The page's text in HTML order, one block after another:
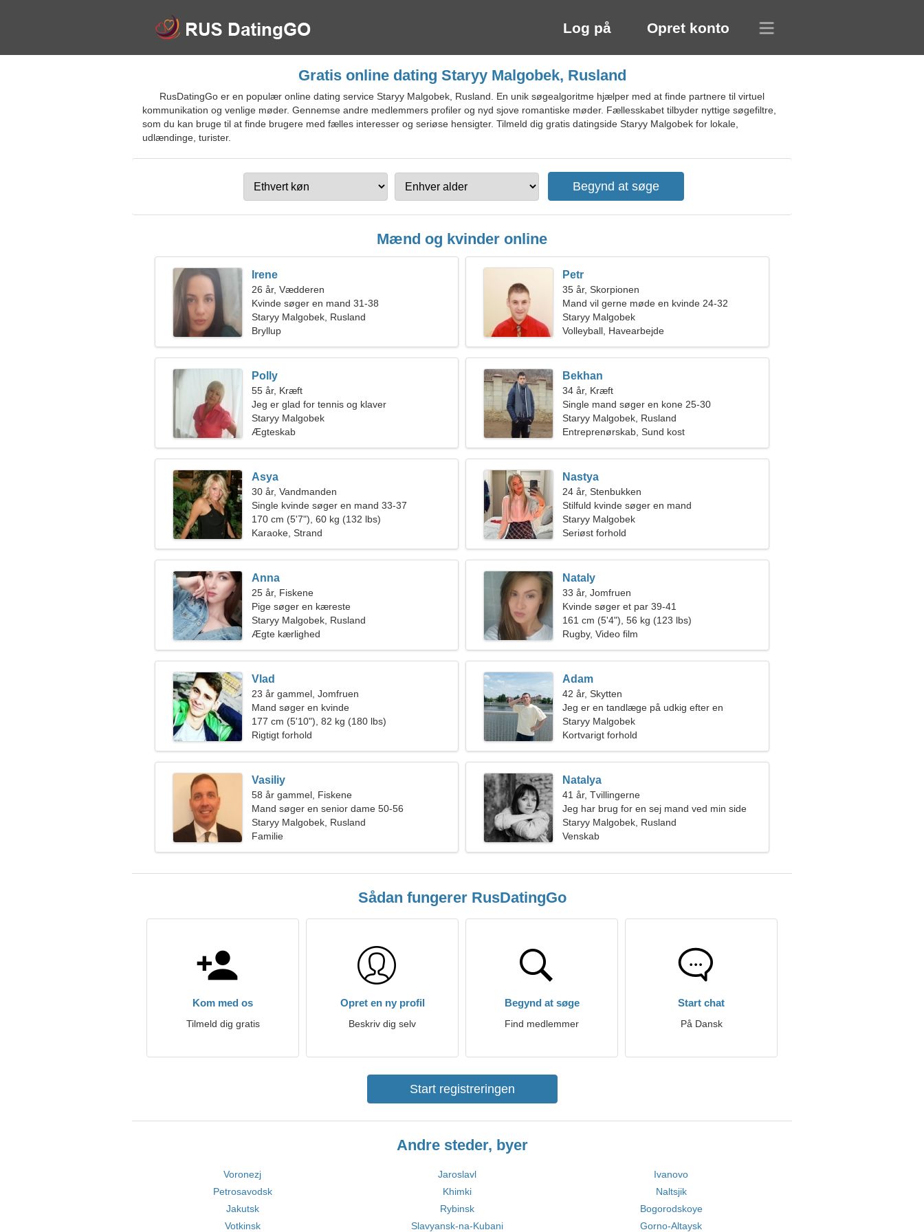
Log på Opret konto
Gratis online dating Staryy Malgobek, Rusland
RusDatingGo er en populær online dating service Staryy Malgobek, Rusland. En unik søgealgoritme hjælper med at finde partnere til virtuel
kommunikation og venlige møder. Gennemse andre medlemmers profiler og nyd sjove romantiske møder. Fællesskabet tilbyder nyttige søgefiltre,
som du kan bruge til at finde brugere med fælles interesser og seriøse hensigter. Tilmeld dig gratis datingside Staryy Malgobek for lokale,
udlændinge, turister.
Mænd og kvinder online
Irene
26 år, Vædderen
Kvinde søger en mand 31-38
Staryy Malgobek, Rusland
Bryllup
Petr
35 år, Skorpionen
Mand vil gerne møde en kvinde 24-32
Staryy Malgobek
Volleyball, Havearbejde
Polly
55 år, Kræft
Jeg er glad for tennis og klaver
Staryy Malgobek
Ægteskab
Bekhan
34 år, Kræft
Single mand søger en kone 25-30
Staryy Malgobek, Rusland
Entreprenørskab, Sund kost
Asya
30 år, Vandmanden
Single kvinde søger en mand 33-37
170 cm (5'7"), 60 kg (132 lbs)
Karaoke, Strand
Nastya
24 år, Stenbukken
Stilfuld kvinde søger en mand
Staryy Malgobek
Seriøst forhold
Anna
25 år, Fiskene
Pige søger en kæreste
Staryy Malgobek, Rusland
Ægte kærlighed
Nataly
33 år, Jomfruen
Kvinde søger et par 39-41
161 cm (5'4"), 56 kg (123 lbs)
Rugby, Video film
Vlad
23 år gammel, Jomfruen
Mand søger en kvinde
177 cm (5'10"), 82 kg (180 lbs)
Rigtigt forhold
Adam
42 år, Skytten
Jeg er en tandlæge på udkig efter en
følelsesladet kvinde
Staryy Malgobek
Kortvarigt forhold
Vasiliy
58 år gammel, Fiskene
Mand søger en senior dame 50-56
Staryy Malgobek, Rusland
Familie
Natalya
41 år, Tvillingerne
Jeg har brug for en sej mand ved min side
Staryy Malgobek, Rusland
Venskab
Sådan fungerer RusDatingGo
Kom med os
Tilmeld dig gratis
Opret en ny profil
Beskriv dig selv
Begynd at søge
Find medlemmer
Start chat
På Dansk
Start registreringen
Andre steder, byer
Voronezj Jaroslavl
Ivanovo
Petrosavodsk
Khimki
Naltsjik
Jakutsk
Rybinsk
Bogorodskoye
Votkinsk
Slavyansk-na-Kubani Gorno-Altaysk